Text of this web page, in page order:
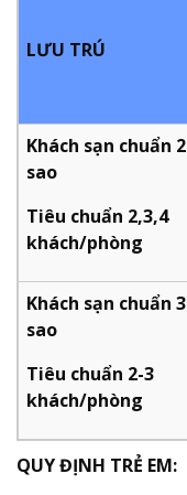
LƯU TRÚ
Khách sạn chuẩn 2
sao
Tiêu chuẩn 2,3,4
khách/phòng
Khách sạn chuẩn 3
sao
Tiêu chuẩn 2-3
khách/phòng
QUY ĐỊNH TRẺ EM: